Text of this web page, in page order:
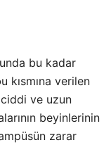
bu kadar
kısmına verilen
ve uzun
beyinlerinin
zarar